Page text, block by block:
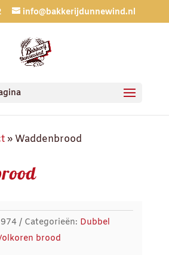
info@bakkerijdunnewind.nl
» Waddenbrood
Categorieën: Dubbel
brood